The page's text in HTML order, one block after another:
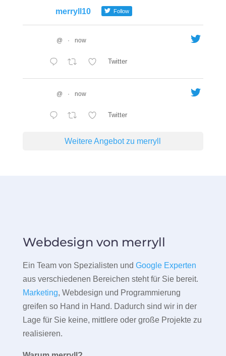
merryll10 Follow
@ · now
Twitter
@ · now
Twitter
Weitere Angebot zu merryll
Webdesign von merryll
Ein Team von Spezialisten und Google Experten
aus verschiedenen Bereichen steht für Sie bereit.
Marketing, Webdesign und Programmierung
greifen so Hand in Hand. Dadurch sind wir in der
Lage für Sie keine, mittlere oder große Projekte zu
realisieren.